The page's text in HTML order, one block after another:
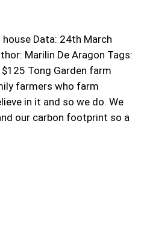
house Data: 24th March
Marilin De Aragon Tags:
Tong Garden farm
farmers who farm
in it and so we do. We
our carbon footprint so a